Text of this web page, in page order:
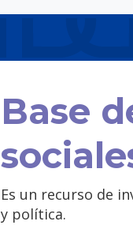
Base
Es un recurso de
y política.